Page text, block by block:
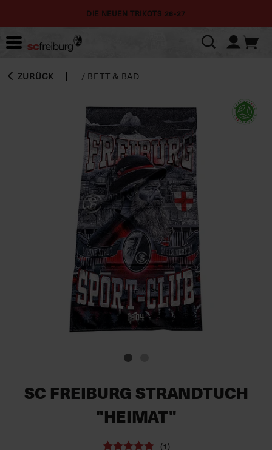
DIE NEUEN TRIKOTS 26-27
ZURÜCK / BETT & BAD
SC FREIBURG STRANDTUCH
"HEIMAT"
(1)